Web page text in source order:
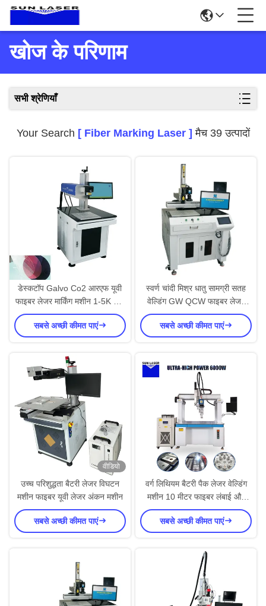
खोज के परिणाम
सभी श्रेणियाँ
Your Search [ Fiber Marking Laser ] मैच 39 उत्पादों
डेस्कटॉप Galvo Co2 आरएफ यूवी
फाइबर लेजर मार्किंग मशीन 1-5K HZ
मॉड्यूलेशन आवृत्ति के साथ
सबसे अच्छी कीमत पाएं
स्वर्ण चांदी मिश्र धातु सामग्री सतह
वेल्डिंग GW QCW फाइबर लेजर
वेल्डिंग मशीन
सबसे अच्छी कीमत पाएं
वीडियो
उच्च परिशुद्धता बैटरी लेजर विघटन
मशीन फाइबर यूवी लेजर अंकन मशीन
सबसे अच्छी कीमत पाएं
वर्ग लिथियम बैटरी पैक लेजर वेल्डिंग
मशीन 10 मीटर फाइबर लंबाई और
बाहरी जल शीतलन प्रणाली के साथ
सबसे अच्छी कीमत पाएं